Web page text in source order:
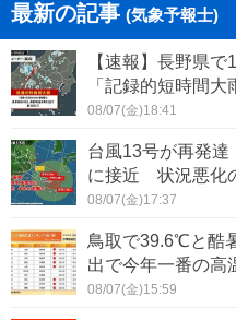
最新の記事 (気象予報士)
【速報】長野県
「記録的短時間大
08/07(金)18:41
台風13号が再発
に接近 状況悪化
08/07(金)17:37
鳥取で39.6℃と酷
出で今年一番の高
08/07(金)15:59